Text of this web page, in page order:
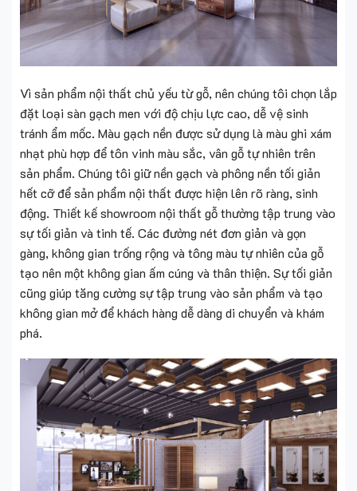
Vì sản phẩm nội thất chủ yếu từ gỗ, nên chúng tôi chọn lắp
đặt loại sàn gạch men với độ chịu lực cao, dễ vệ sinh
tránh ẩm mốc. Màu gạch nền được sử dụng là màu ghi xám
nhạt phù hợp để tôn vinh màu sắc, vân gỗ tự nhiên trên
sản phẩm. Chúng tôi giữ nền gạch và phông nền tối giản
hết cỡ để sản phẩm nội thất được hiện lên rõ ràng, sinh
động. Thiết kế showroom nội thất gỗ thường tập trung vào
sự tối giản và tinh tế. Các đường nét đơn giản và gọn
gàng, không gian trống rộng và tông màu tự nhiên của gỗ
tạo nên một không gian ấm cúng và thân thiện. Sự tối giản
cũng giúp tăng cường sự tập trung vào sản phẩm và tạo
không gian mở để khách hàng dễ dàng di chuyển và khám
phá.